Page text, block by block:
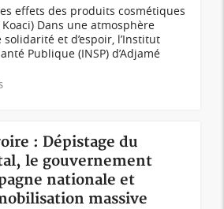
effets des produits cosmétiques
Dans une atmosphère
et d’espoir, l’Institut
Publique (INSP) d’Adjamé
: Dépistage du
le gouvernement
nationale et
massive